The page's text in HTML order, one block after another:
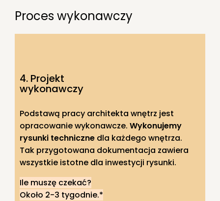
Proces wykonawczy
4. Projekt
wykonawczy
Podstawą pracy architekta wnętrz jest
opracowanie wykonawcze.Wykonujemy
rysunki techniczne dla każdego wnętrza.
Tak przygotowana dokumentacja zawiera
wszystkie istotne dla inwestycji rysunki.
Ile muszę czekać?
Około 2-3 tygodnie.*